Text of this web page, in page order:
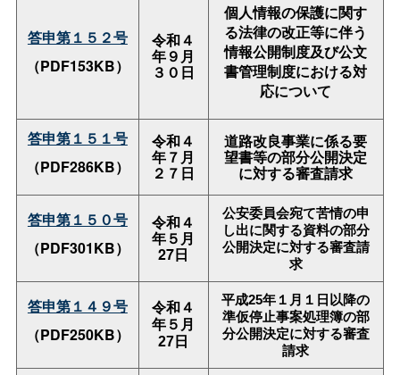
答申第１５２号
（PDF153KB）
令和４
年９月
３０日
個人情報の保護に関す
る法律の改正等に伴う
情報公開制度及び公文
書管理制度における対
応について
答申第１５１号
（PDF286KB）
令和４
年７月
２７日
道路改良事業に係る要
望書等の部分公開決定
に対する審査請求
答申第１５０号
（PDF301KB）
令和４
年５月
27日
公安委員会宛て苦情の申
し出に関する資料の部分
公開決定に対する審査請
求
答申第１４９号
（PDF250KB）
令和４
年５月
27日
平成25年１月１日以降の
準仮停止事案処理簿の部
分公開決定に対する審査
請求